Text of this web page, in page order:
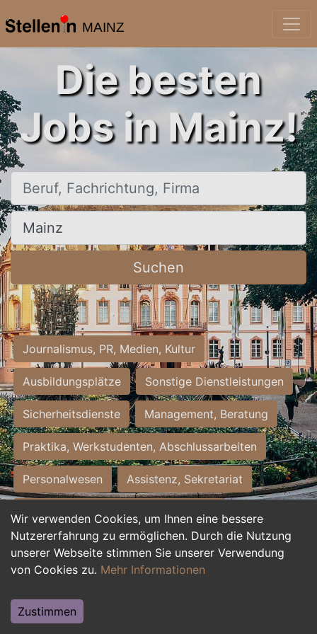
MAINZ
Wir verwenden Cookies, um Ihnen eine bessere
Nutzererfahrung zu ermöglichen. Durch die Nutzung
unserer Webseite stimmen Sie unserer Verwendung
von Cookies zu. Mehr Informationen
Zustimmen
Die besten
Jobs in Mainz!
Beruf, Fachrichtung, Firma
Ort, Stadt
Suchen
Journalismus, PR, Medien, Kultur
Ausbildungsplätze Sonstige Dienstleistungen
Sicherheitsdienste Management, Beratung
Praktika, Werkstudenten, Abschlussarbeiten
Personalwesen Assistenz, Sekretariat
Hilfskräfte, Aushilfs- und Nebenjobs
Einkauf, Logistik, Materialwirtschaft
Weiterbildung, Studium, duale Ausbildung
Tourismus